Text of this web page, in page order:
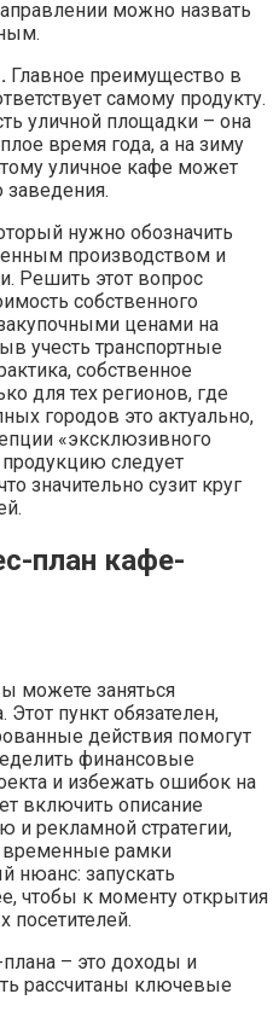
можно назвать
Главное преимущество в
самому продукту.
уличной площадки – она
время года, а на зиму
уличное кафе может
заведения.
нужно обозначить
производством и
Решить этот вопрос
собственного
ценами на
учесть транспортные
собственное
для тех регионов, где
городов это актуально,
«эксклюзивного
следует
значительно сузит круг
план кафе-
можете заняться
пункт обязателен,
действия помогут
финансовые
и избежать ошибок на
включить описание
и рекламной стратегии,
временные рамки
нюанс: запускать
чтобы к моменту открытия
посетителей.
– это доходы и
рассчитаны ключевые